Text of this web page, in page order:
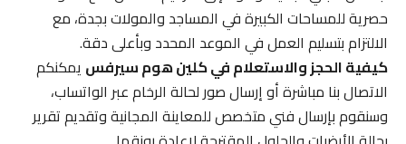
حصرية للمساحات الكبيرة في المساجد والمولات بجدة، مع
الالتزام بتسليم العمل في الموعد المحدد وبأعلى دقة.
كيفية الحجز والاستعلام في كلين هوم سيرفسيمكنكم
الاتصال بنا مباشرة أو إرسال صور لحالة الرخام عبر الواتساب،
وسنقوم بإرسال فني متخصص للمعاينة المجانية وتقديم تقرير